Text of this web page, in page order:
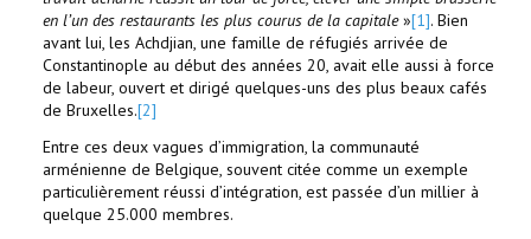
en l’un des restaurants les plus courus de la capitale»[1]. Bien
avant lui, les Achdjian, une famille de réfugiés arrivée de
Constantinople au début des années 20, avait elle aussi à force
de labeur, ouvert et dirigé quelques-uns des plus beaux cafés
de Bruxelles.[2]
Entre ces deux vagues d’immigration, la communauté
arménienne de Belgique, souvent citée comme un exemple
particulièrement réussi d’intégration, est passée d’un millier à
quelque 25.000 membres.